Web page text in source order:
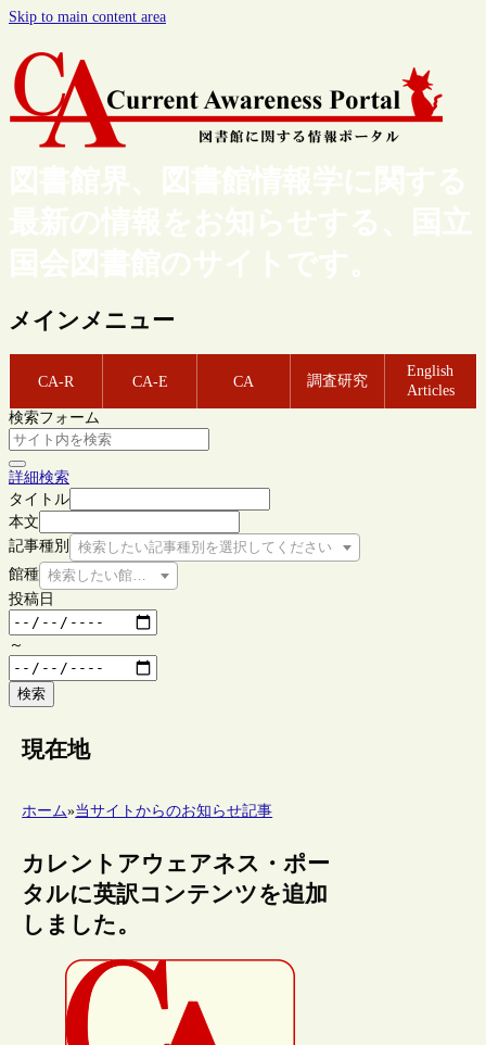
Skip to main content area
図書館界、図書館情報学に関する
最新の情報をお知らせする、国立
国会図書館のサイトです。
メインメニュー
CA-R CA-E CA 調査研究
English
Articles
検索フォーム
詳細検索
タイトル
本文
記事種別
検索したい記事種別を選択してください
館種 検索したい館種を選択してください
投稿日
～
検索
現在地
ホーム»当サイトからのお知らせ記事
カレントアウェアネス・ポー
タルに英訳コンテンツを追加
しました。